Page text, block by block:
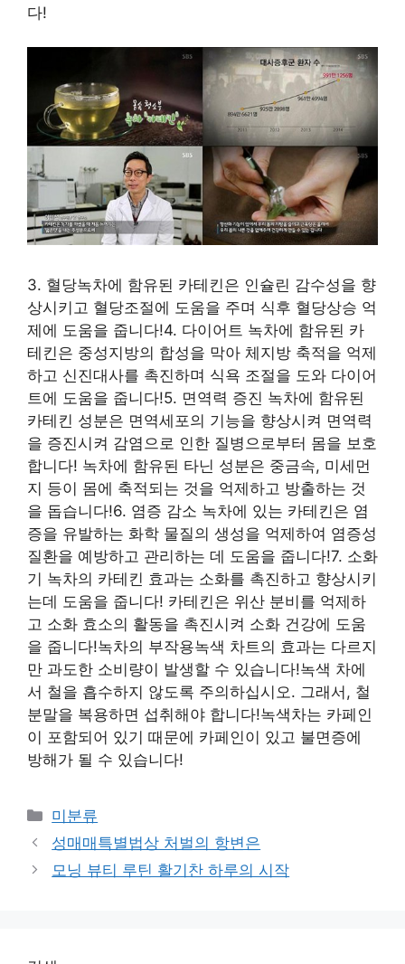
다!
3. 혈당녹차에 함유된 카테킨은 인슐린 감수성을 향
상시키고 혈당조절에 도움을 주며 식후 혈당상승 억
제에 도움을 줍니다!4. 다이어트 녹차에 함유된 카
테킨은 중성지방의 합성을 막아 체지방 축적을 억제
하고 신진대사를 촉진하며 식욕 조절을 도와 다이어
트에 도움을 줍니다!5. 면역력 증진 녹차에 함유된
카테킨 성분은 면역세포의 기능을 향상시켜 면역력
을 증진시켜 감염으로 인한 질병으로부터 몸을 보호
합니다! 녹차에 함유된 타닌 성분은 중금속, 미세먼
지 등이 몸에 축적되는 것을 억제하고 방출하는 것
을 돕습니다!6. 염증 감소 녹차에 있는 카테킨은 염
증을 유발하는 화학 물질의 생성을 억제하여 염증성
질환을 예방하고 관리하는 데 도움을 줍니다!7. 소화
기 녹차의 카테킨 효과는 소화를 촉진하고 향상시키
는데 도움을 줍니다! 카테킨은 위산 분비를 억제하
고 소화 효소의 활동을 촉진시켜 소화 건강에 도움
을 줍니다!녹차의 부작용녹색 차트의 효과는 다르지
만 과도한 소비량이 발생할 수 있습니다!녹색 차에
서 철을 흡수하지 않도록 주의하십시오. 그래서, 철
분말을 복용하면 섭취해야 합니다!녹색차는 카페인
이 포함되어 있기 때문에 카페인이 있고 불면증에
방해가 될 수 있습니다!
Categories
미분류
성매매특별법상 처벌의 항변은
모닝 뷰티 루틴 활기찬 하루의 시작